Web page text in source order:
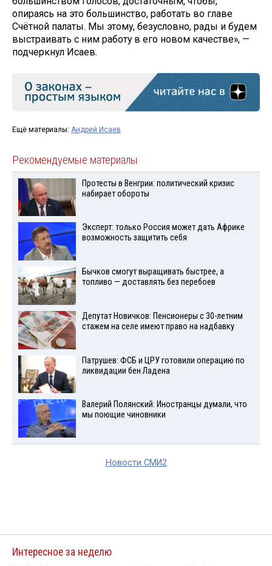
опираясь на это большинство, работать во главе
Счётной палаты. Мы этому, безусловно, рады и будем
выстраивать с ним работу в его новом качестве», —
подчеркнул Исаев.
Ещё материалы: Андрей Исаев
Рекомендуемые материалы
Протесты в Венгрии: политический кризис
набирает обороты
Эксперт: только Россия может дать Африке
возможность защитить себя
Бычков смогут выращивать быстрее, а
топливо — доставлять без перебоев
Депутат Новичков: Пенсионеры с 30-летним
стажем на селе имеют право на надбавку
Патрушев: ФСБ и ЦРУ готовили операцию по
ликвидации бен Ладена
Валерий Полянский: Иностранцы думали, что
мы поющие чиновники
Новости СМИ2
Интересное за неделю